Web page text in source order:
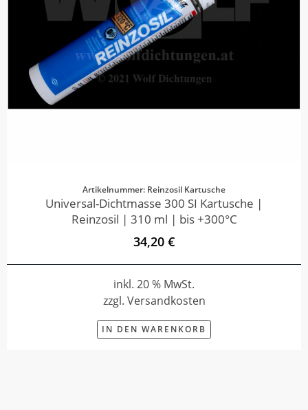
Artikelnummer: Reinzosil Kartusche
Universal-Dichtmasse 300 SI Kartusche |
Reinzosil | 310 ml | bis +300°C
34,20 €
inkl. 20 % MwSt.
zzgl. Versandkosten
IN DEN WARENKORB